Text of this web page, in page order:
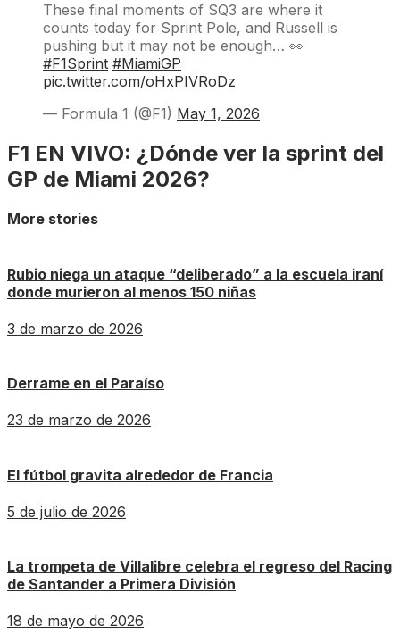
These final moments of SQ3 are where it
counts today for Sprint Pole, and Russell is
pushing but it may not be enough… 👀
#F1Sprint #MiamiGP
pic.twitter.com/oHxPIVRoDz
— Formula 1 (@F1) May 1, 2026
F1 EN VIVO: ¿Dónde ver la sprint del
GP de Miami 2026?
More stories
Rubio niega un ataque “deliberado” a la escuela iraní
donde murieron al menos 150 niñas
3 de marzo de 2026
Derrame en el Paraíso
23 de marzo de 2026
El fútbol gravita alrededor de Francia
5 de julio de 2026
La trompeta de Villalibre celebra el regreso del Racing
de Santander a Primera División
18 de mayo de 2026